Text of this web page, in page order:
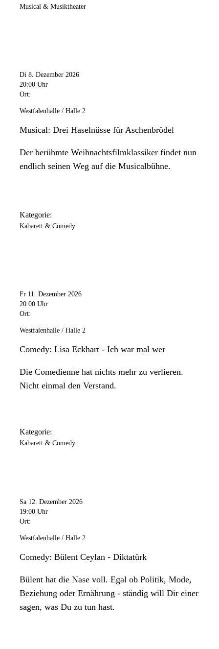
Musical & Musiktheater
Di 8. Dezember 2026
20:00 Uhr
Ort:
Westfalenhalle / Halle 2
Musical: Drei Haselnüsse für Aschenbrödel
Der berühmte Weihnachtsfilmklassiker findet nun
endlich seinen Weg auf die Musicalbühne.
Kategorie:
Kabarett & Comedy
Fr 11. Dezember 2026
20:00 Uhr
Ort:
Westfalenhalle / Halle 2
Comedy: Lisa Eckhart - Ich war mal wer
Die Comedienne hat nichts mehr zu verlieren.
Nicht einmal den Verstand.
Kategorie:
Kabarett & Comedy
Sa 12. Dezember 2026
19:00 Uhr
Ort:
Westfalenhalle / Halle 2
Comedy: Bülent Ceylan - Diktatürk
Bülent hat die Nase voll. Egal ob Politik, Mode,
Beziehung oder Ernährung - ständig will Dir einer
sagen, was Du zu tun hast.